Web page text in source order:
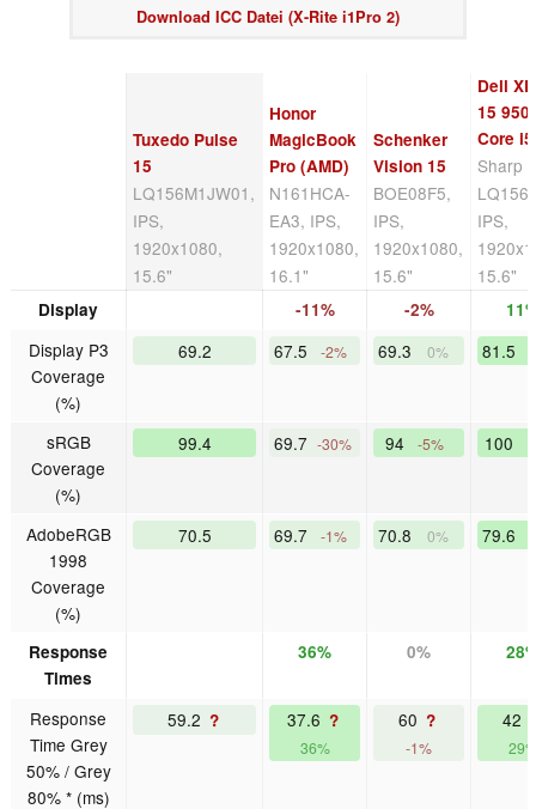
Download ICC Datei (X-Rite i1Pro 2)
Tuxedo Pulse
15
LQ156M1JW01,
IPS,
1920x1080,
15.6"
Honor
MagicBook
Pro (AMD)
N161HCA-
EA3, IPS,
1920x1080,
16.1"
Schenker
Vision 15
BOE08F5,
IPS,
1920x1080,
15.6"
Dell
15
Core i5
Sharp
IPS,
15.6"
Display -11% -2%
Display P3
Coverage
(%)
69.2 67.5 -2% 69.3 0% 81.5
sRGB
Coverage
(%)
99.4 69.7 -30% 94 -5% 100
AdobeRGB
1998
Coverage
(%)
70.5 69.7 -1% 70.8 0% 79.6
Response
Times
36% 0%
Response
Time Grey
50% / Grey
80% * (ms)
59.2 ? 37.6 ?
36%
60 ?
-1%
42